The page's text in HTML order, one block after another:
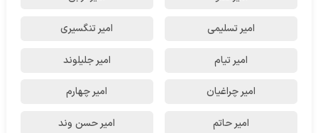
امیر تسلیمی امیر تنگسیری
امیر تیام امیر جلیلوند
امیر چراغیان امیر چهارم
امیر حاتم امیر حسن وند